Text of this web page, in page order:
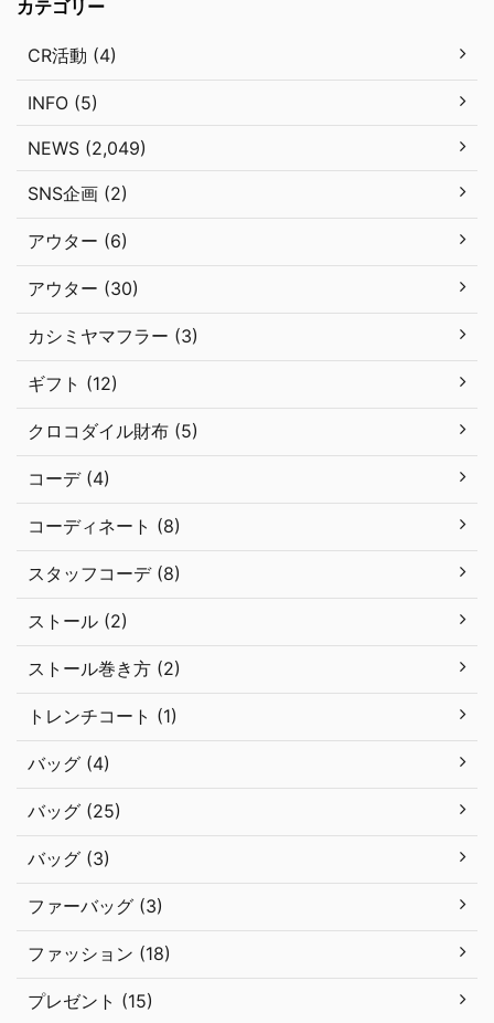
カテゴリー
CR活動 (4)
INFO (5)
NEWS (2,049)
SNS企画 (2)
アウター (6)
アウター (30)
カシミヤマフラー (3)
ギフト (12)
クロコダイル財布 (5)
コーデ (4)
コーディネート (8)
スタッフコーデ (8)
ストール (2)
ストール巻き方 (2)
トレンチコート (1)
バッグ (4)
バッグ (25)
バッグ (3)
ファーバッグ (3)
ファッション (18)
プレゼント (15)